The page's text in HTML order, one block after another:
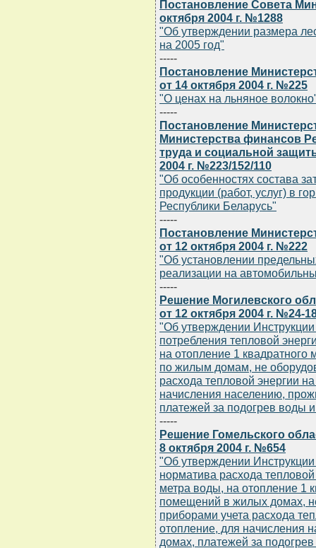
Постановление Совета
октября 2004 г. №1288
"Об утверждении размера
на 2005 год"
-----
Постановление
от 14 октября 2004 г. №225
"О ценах на льняное
-----
Постановление
Министерства финансов
труда и социальной
2004 г. №223/152/110
"Об особенностях состава
продукции (работ, услуг) в
Республики Беларусь"
-----
Постановление
от 12 октября 2004 г. №222
"Об установлении
реализации на
-----
Решение Могилевского
от 12 октября 2004 г. №24-
"Об утверждении
потребления тепловой
на отопление 1
по жилым домам, не
расхода тепловой энергии
начисления населению,
платежей за подогрев воды
-----
Решение Гомельского
8 октября 2004 г. №654
"Об утверждении
норматива расхода
метра воды, на отопление 1
помещений в жилых домах,
приборами учета расхода
отопление, для начисления
домах, платежей за